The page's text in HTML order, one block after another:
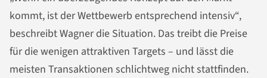
kommt, ist der Wettbewerb entsprechend intensiv“,
beschreibt Wagner die Situation. Das treibt die Preise
für die wenigen attraktiven Targets – und lässt die
meisten Transaktionen schlichtweg nicht stattfinden.